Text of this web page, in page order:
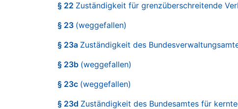
§ 22 Zuständigkeit für grenzüberschreitende
§ 23 (weggefallen)
§ 23a Zuständigkeit des
§ 23b (weggefallen)
§ 23c (weggefallen)
§ 23d Zuständigkeit des Bundesamtes für